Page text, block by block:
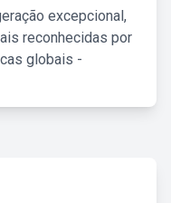
excepcional,
reconhecidas por
globais -